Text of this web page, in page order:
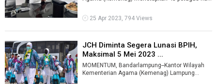
...
25 Apr 2023, 794 Views
JCH Diminta Segera Lunasi BPIH,
Maksimal 5 Mei 2023 ...
MOMENTUM, Bandarlampung--Kantor Wilayah
Kementerian Agama (Kemenag) Lampung